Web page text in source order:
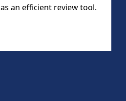
as an efficient review tool.